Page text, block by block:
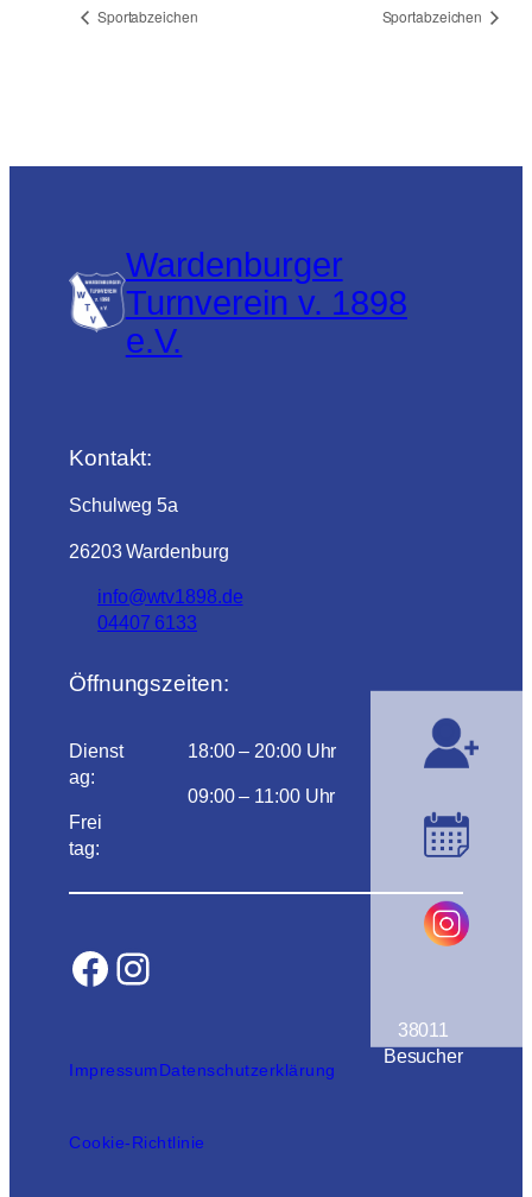
Sportabzeichen Sportabzeichen
Wardenburger
Turnverein v. 1898
e.V.
Kontakt:
Schulweg 5a
26203 Wardenburg
info@wtv1898.de
04407 6133
Öffnungszeiten:
Dienst
ag:
Frei
tag:
18:00 – 20:00 Uhr
09:00 – 11:00 Uhr
ImpressumDatenschutzerklärung
Cookie-Richtlinie
Facebook Instagram
38011
Besucher